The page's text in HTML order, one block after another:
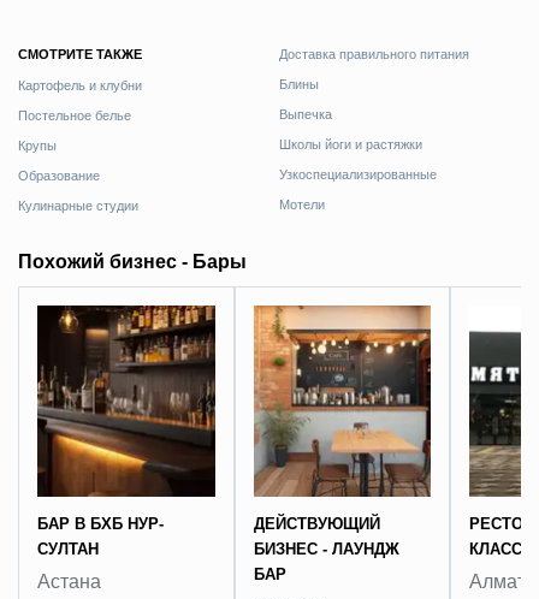
СМОТРИТЕ ТАКЖЕ
Картофель и клубни
Постельное белье
Крупы
Образование
Кулинарные студии
Доставка правильного питания
Блины
Выпечка
Школы йоги и растяжки
Узкоспециализированные
Мотели
Похожий бизнес - Бары
БАР В БХБ НУР-
СУЛТАН
Астана
ДЕЙСТВУЮЩИЙ
БИЗНЕС - ЛАУНДЖ
БАР
РЕСТО
КЛАССА